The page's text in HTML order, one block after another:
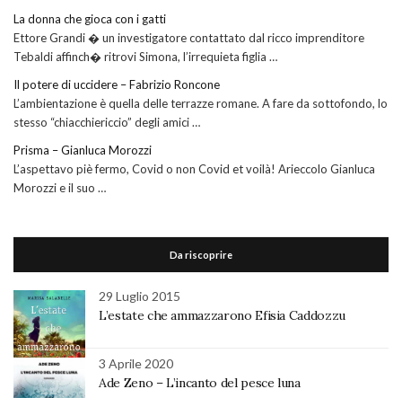
La donna che gioca con i gatti
Ettore Grandi � un investigatore contattato dal ricco imprenditore
Tebaldi affinch� ritrovi Simona, l’irrequieta figlia …
Il potere di uccidere – Fabrizio Roncone
L’ambientazione è quella delle terrazze romane. A fare da sottofondo, lo
stesso “chiacchiericcio” degli amici …
Prisma – Gianluca Morozzi
L’aspettavo piè fermo, Covid o non Covid et voilà! Arieccolo Gianluca
Morozzi e il suo …
Da riscoprire
29 Luglio 2015
L’estate che ammazzarono Efisia Caddozzu
3 Aprile 2020
Ade Zeno – L’incanto del pesce luna